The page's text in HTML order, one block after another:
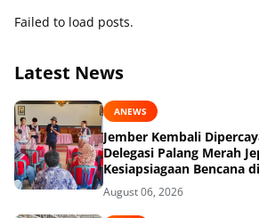
Failed to load posts.
Latest News
ANEWS
Jember Kembali
Delegasi Palang Merah
Kesiapsiagaan Bencana
dan Sekolah
August 06, 2026